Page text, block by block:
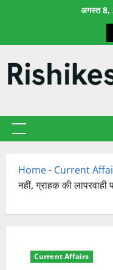
अगस्त 8,
प्राथमिक
Home- Current
नहीं, ग्राहक की
Current Affairs